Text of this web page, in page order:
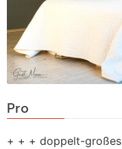
Pro
+ + + doppelt-